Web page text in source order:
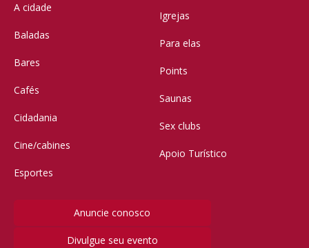
A cidade
Baladas
Bares
Cafés
Cidadania
Cine/cabines
Esportes
Igrejas
Para elas
Points
Saunas
Sex clubs
Apoio Turístico
Anuncie conosco
Divulgue seu evento